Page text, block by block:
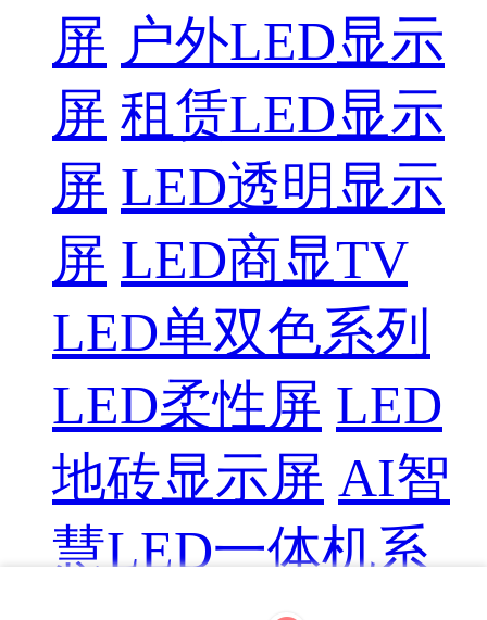
屏 户外LED显示
屏 租赁LED显示
屏 LED透明显示
屏 LED商显TV
LED单双色系列
LED柔性屏 LED
地砖显示屏 AI智
慧LED一体机系